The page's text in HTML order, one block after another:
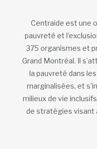
Centraide est une
pauvreté et
375 organismes et
Grand Montréal. Il
la pauvreté dans
marginalisées, et
milieux de vie
de stratégies visant